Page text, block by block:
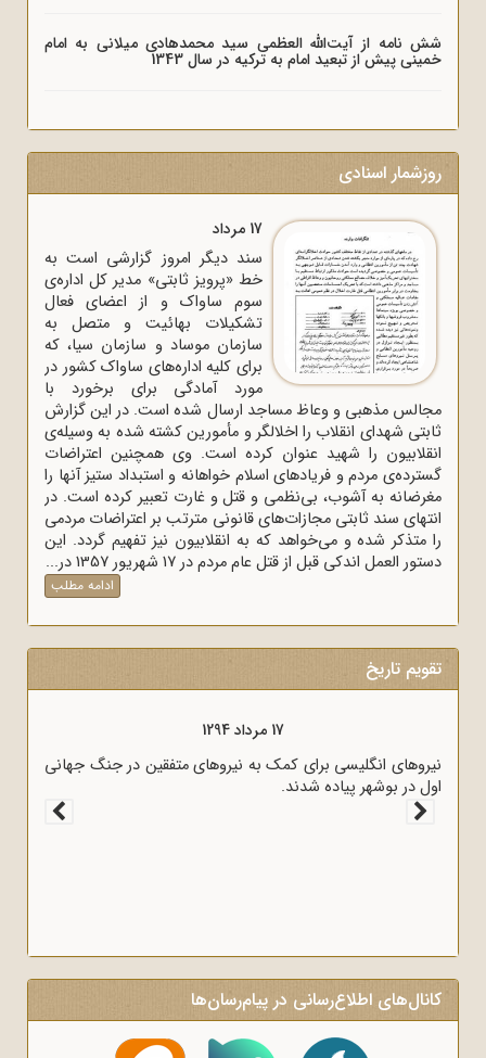
شش نامه از آیت‌الله العظمی سید محمدهادی میلانی به امام
خمینی پیش از تبعید امام به ترکیه در سال 1343
روزشمار اسنادی
17 مرداد
سند دیگر امروز گزارشی است به
خط «پرویز ثابتی» مدیر کل اداره‌ی
سوم ساواک و از اعضای فعال
تشکیلات بهائیت و متصل به
سازمان موساد و سازمان سیا، که
برای کلیه اداره‌های ساواک‌ کشور در
مورد آمادگی برای برخورد با
مجالس مذهبی و وعاظ مساجد ارسال شده است. در این گزارش
ثابتی شهدای انقلاب را اخلالگر و مأمورین کشته شده به وسیله‌ی
انقلابیون را شهید عنوان کرده است. وی همچنین اعتراضات
گسترده‌ی مردم و فریادهای اسلام خواهانه و استبداد ستیز آنها را
مغرضانه به آشوب، بی‌نظمی و قتل و غارت تعبیر کرده است. در
انتهای سند ثابتی مجازات‌های قانونی مترتب بر اعتراضات مردمی
را متذکر شده و می‌خواهد که به انقلابیون نیز تفهیم گردد. این
دستور العمل اندکی قبل از قتل عام مردم در 17 شهریور 1357 در...
ادامه مطلب
تقویم تاریخ
نیروهای انگلیسی برای کمک به نیروهایرا مستعمره انگلستان می‌کرد، به وسیله
کانال‌های اطلاع‌رسانی در پیام‌رسان‌ها